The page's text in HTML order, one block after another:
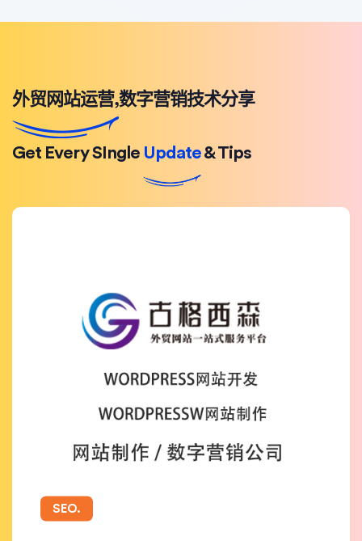
外贸网站运营,数字营销技术分享
Get Every SIngle Update& Tips
SEO.